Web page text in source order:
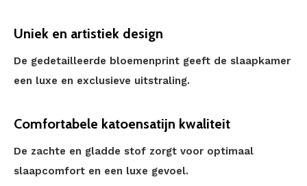
Uniek en artistiek design
De gedetailleerde bloemenprint geeft de slaapkamer
een luxe en exclusieve uitstraling.
Comfortabele katoensatijn kwaliteit
De zachte en gladde stof zorgt voor optimaal
slaapcomfort en een luxe gevoel.